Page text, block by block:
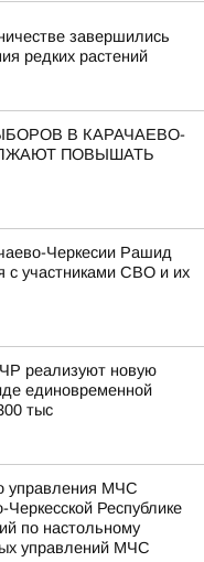
завершились
редких растений
В КАРАЧАЕВО-
ПОВЫШАТЬ
Черкесии Рашид
с участниками СВО и их
реализуют новую
единовременной
тыс
управления МЧС
Республике
по настольному
управлений МЧС